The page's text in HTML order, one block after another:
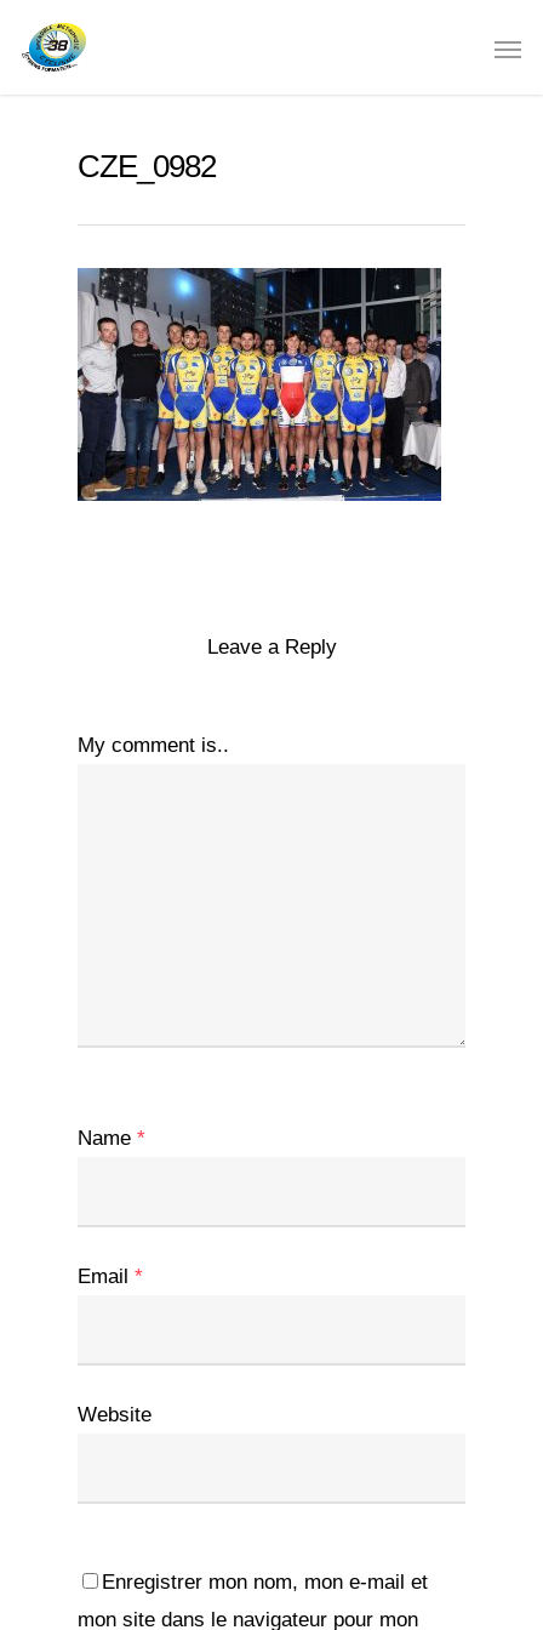
CZE_0982
Leave a Reply
My comment is..
Name *
Email *
Website
Enregistrer mon nom, mon e-mail et
mon site dans le navigateur pour mon